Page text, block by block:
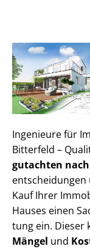
Ingenieure für
Bitterfeld –
gut­ach­ten nach
Kauf Ihrer
Hauses einen
tung ein. Dieser
Mängel und